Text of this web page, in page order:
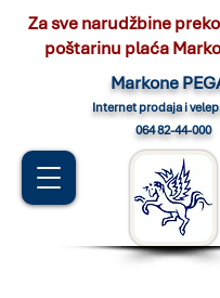
Markone
Internet prodaja i
064 82-44-000
Za sve narudžbine
poštarinu plaća